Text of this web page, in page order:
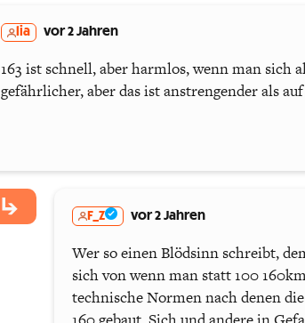
lia vor 2 Jahren
163 ist schnell, aber harmlos, wenn man sich
gefährlicher, aber das ist anstrengender als
F_Z vor 2 Jahren
Wer so einen Blödsinn schreibt,
sich von wenn man statt 100
technische Normen nach denen